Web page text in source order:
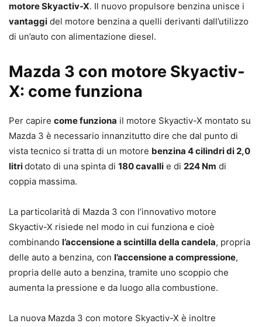
motore Skyactiv-X. Il nuovo propulsore benzina unisce i
vantaggi del motore benzina a quelli derivanti dall’utilizzo
di un’auto con alimentazione diesel.
Mazda 3 con motore Skyactiv-
X: come funziona
Per capire come funziona il motore Skyactiv-X montato su
Mazda 3 è necessario innanzitutto dire che dal punto di
vista tecnico si tratta di un motore benzina 4 cilindri di 2,0
litridotato di una spinta di 180 cavalli e di 224 Nm di
coppia massima.
La particolarità di Mazda 3 con l’innovativo motore
Skyactiv-X risiede nel modo in cui funziona e cioè
combinando l’accensione a scintilla della candela, propria
delle auto a benzina, con l’accensione a compressione,
propria delle auto a benzina, tramite uno scoppio che
aumenta la pressione e da luogo alla combustione.
La nuova Mazda 3 con motore Skyactiv-X è inoltre